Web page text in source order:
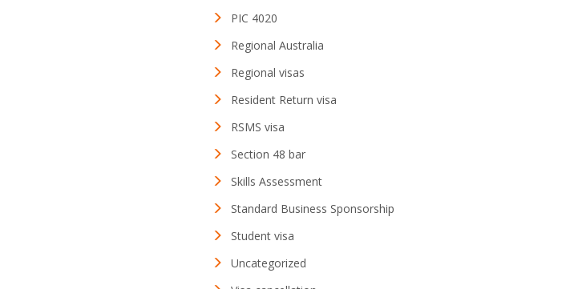
PIC 4020
Regional Australia
Regional visas
Resident Return visa
RSMS visa
Section 48 bar
Skills Assessment
Standard Business Sponsorship
Student visa
Uncategorized